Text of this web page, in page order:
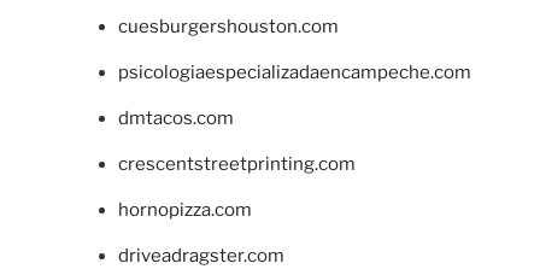
cuesburgershouston.com
psicologiaespecializadaencampeche.com
dmtacos.com
crescentstreetprinting.com
hornopizza.com
driveadragster.com